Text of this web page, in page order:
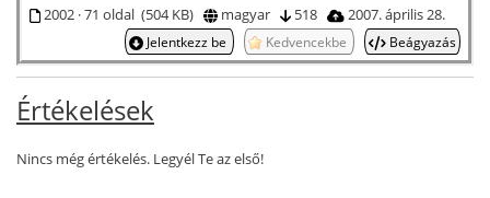
2002 · 71 oldal (504 KB) magyar 518 2007. április 28.
Jelentkezz be Kedvencekbe Beágyazás
Értékelések
Nincs még értékelés. Legyél Te az első!